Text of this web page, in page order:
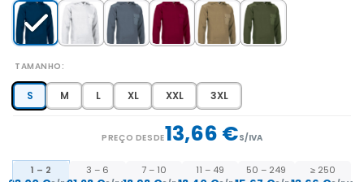
TAMANHO
S M L XL XXL 3XL
PREÇO DESDE13,66 €S/IVA
1 – 2 3 – 6 7 – 10 11 – 49 50 – 249 ≥ 250